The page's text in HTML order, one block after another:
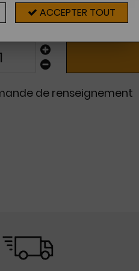
2 à 4 semaines
de renseignement
ACCEPTER TOUT